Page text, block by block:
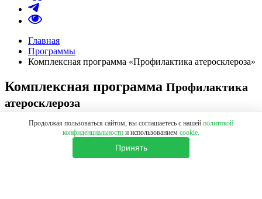
Главная
Программы
Комплексная программа «Профилактика атеросклероза»
Комплексная программа Профилактика
атеросклероза
Записаться на программу
Продолжая пользоваться сайтом, вы соглашаетесь с нашей политикой
конфиденциальности и использованием cookie.
Принять